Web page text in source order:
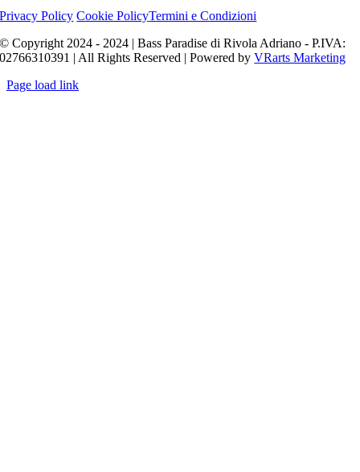
Privacy Policy Cookie PolicyTermini e Condizioni
© Copyright 2024 - 2024 | Bass Paradise di Rivola Adriano - P.IVA:
02766310391 | All Rights Reserved | Powered byVRarts Marketing
Page load link